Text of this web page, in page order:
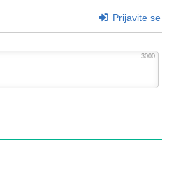
Prijavite se
3000